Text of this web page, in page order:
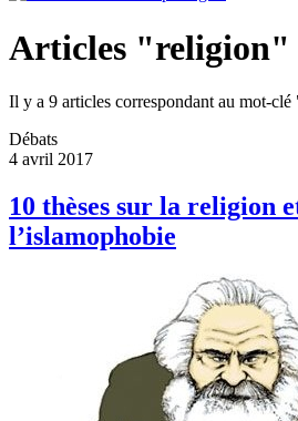
Articles "religion"
Il y a 9 articles correspondant au mot-
Débats
4 avril 2017
10 thèses sur la religion
l’islamophobie